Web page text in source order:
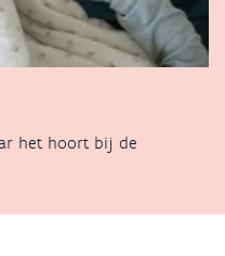
het hoort bij de